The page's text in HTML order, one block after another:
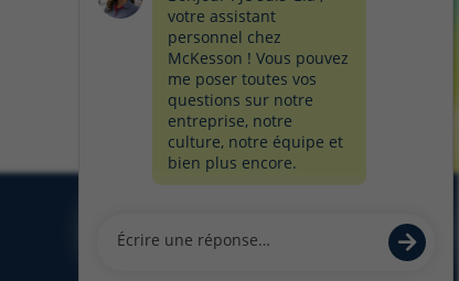
GlassdoorFacebookLinkedIn Instagram